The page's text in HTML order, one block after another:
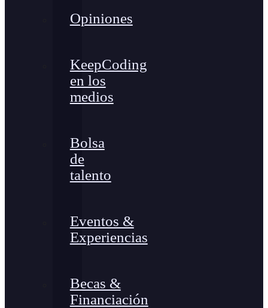
Opiniones
KeepCoding
en los
medios
Bolsa
de
talento
Eventos &
Experiencias
Becas &
Financiación